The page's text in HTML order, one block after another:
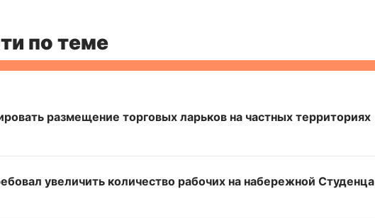
по теме
размещение торговых ларьков на частных территориях
увеличить количество рабочих на набережной Студенца